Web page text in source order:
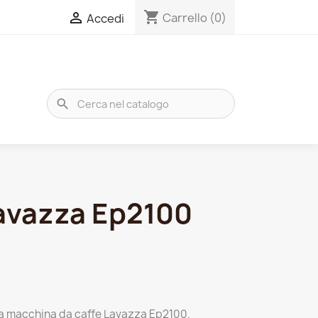
 Accedi shopping_cart Carrello (0)
search
Ep2100
macchina da caffe Lavazza Ep2100.